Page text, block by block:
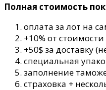
Полная стоимость
оплата за лот на
+10% от
+50$ за доставку
специальная
заполнение
страховка +